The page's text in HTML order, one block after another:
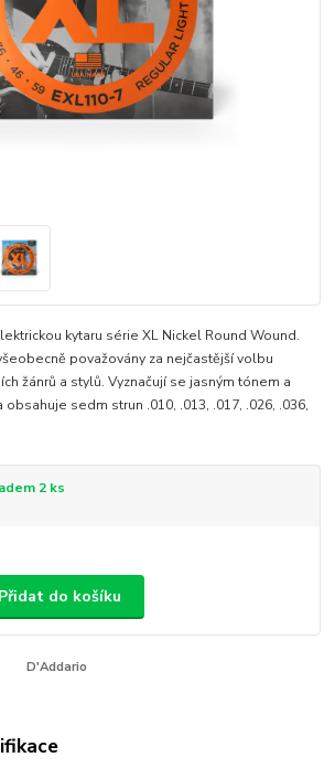
kytaru série XL Nickel Round Wound.
považovány za nejčastější volbu
žánrů a stylů. Vyznačují se jasným tónem a
obsahuje sedm strun .010, .013, .017, .026, .036,
2 ks
Přidat do košíku
D'Addario